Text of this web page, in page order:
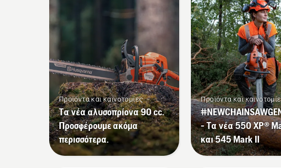
Προϊόντα και καινοτομίες
Τα νέα αλυσοπρίονα 90 cc.
Προσφέρουμε ακόμα
περισσότερα.
Προϊόντα και
- Τα νέα 550 XP®
και 545 Mark II